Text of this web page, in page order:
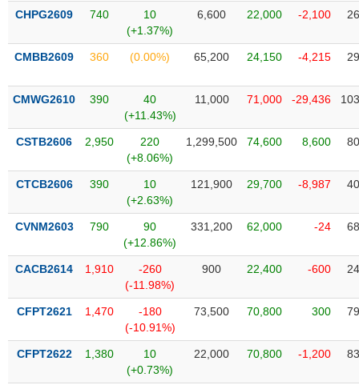
liệu
Tâm
lý
CHPG2609 740
10
(+1.37%)
6,600 22,000 -2,100
CMBB2609 360 (0.00%) 65,200 24,150 -4,215
CMWG2610 390
40
(+11.43%)
11,000 71,000 -29,436
CSTB2606 2,950
220
(+8.06%)
1,299,500 74,600 8,600
CTCB2606 390
10
(+2.63%)
121,900 29,700 -8,987
CVNM2603 790
90
(+12.86%)
331,200 62,000 -24
CACB2614 1,910
-260
(-11.98%)
900 22,400 -600
CFPT2621 1,470
-180
(-10.91%)
73,500 70,800 300
CFPT2622 1,380
10
(+0.73%)
22,000 70,800 -1,200
TIÊU
KHÔNG
YẾU
TIÊU
DÙNG
CHĂM
SÓC